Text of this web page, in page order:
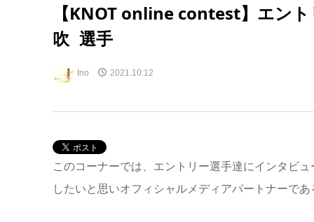
【KNOT online contest】エン
吹 選手
Ino 2021.10.12
このコーナーでは、エントリー選手達にインタビ
したいと思いオフィシャルメディアパートナーであ